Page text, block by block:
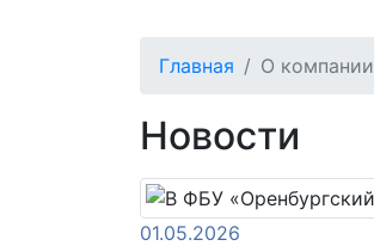
Главная О компании
Новости
01.05.2026